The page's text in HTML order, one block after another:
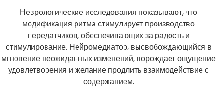
Неврологические исследования показывают, что
модификация ритма стимулирует производство
передатчиков, обеспечивающих за радость и
стимулирование. Нейромедиатор, высвобождающийся в
мгновение неожиданных изменений, порождает ощущение
удовлетворения и желание продлить взаимодействие с
содержанием.